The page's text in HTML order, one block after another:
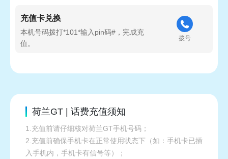
充值卡兑换
本机号码拨打*101*输入pin码#，完成充
值。
拨号
荷兰GT | 话费充值须知
1.充值前请仔细核对荷兰GT手机号码；
2.充值前确保手机卡在正常使用状态下（如：手机卡已插
入手机内，手机卡有信号等）；